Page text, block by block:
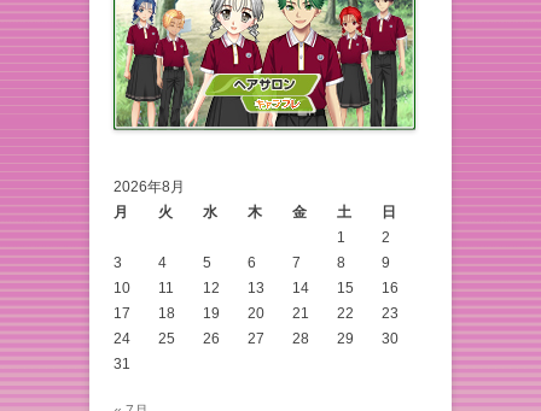
2026年8月
月
火 水 木 金 土
日
1
2
3
4 5 6 7 8
9
10
11 12 13 14 15
16
17
18 19 20 21 22
23
24
25 26 27 28 29
30
31